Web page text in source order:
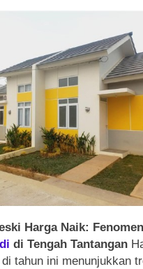
Harga Naik:
di Tengah Tantangan
di tahun ini menunjukkan